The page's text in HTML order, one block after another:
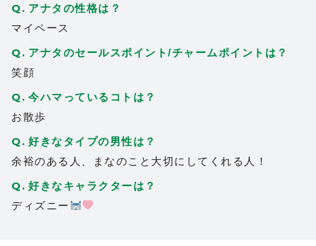
アナタの性格は？
マイペース
アナタのセールスポイント/チャームポイントは？
笑顔
今ハマっているコトは？
お散歩
好きなタイプの男性は？
余裕のある人、まなのこと大切にしてくれる人！
好きなキャラクターは？
ディズニー